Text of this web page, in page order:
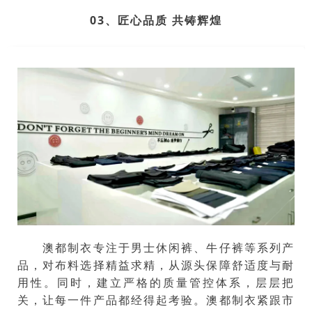
03、匠心品质 共铸辉煌
澳都制衣专注于男士休闲裤、牛仔裤等系列产
品，对布料选择精益求精，从源头保障舒适度与耐
用性。同时，建立严格的质量管控体系，层层把
关，让每一件产品都经得起考验。澳都制衣紧跟市